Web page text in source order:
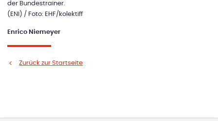
der Bundestrainer.
(ENI) / Foto: EHF/kolektiff
Enrico Niemeyer
Zurück zur Startseite